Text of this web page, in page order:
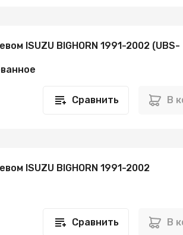
ISUZU BIGHORN 1991-2002 (UBS-
Сравнить В
ISUZU BIGHORN 1991-2002
Сравнить В